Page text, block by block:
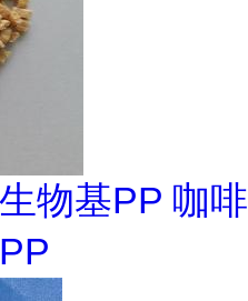
物基PP 咖啡